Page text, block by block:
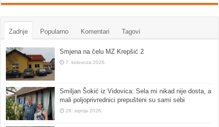
Zadnje Popularno Komentari Tagovi
Smjena na čelu MZ Krepšić 2
7. kolovoza 2026.
Smiljan Šokić iz Vidovica: Sela mi nikad nije dosta, a
mali poljoprivrednici prepušteni su sami sebi
28. srpnja 2026.